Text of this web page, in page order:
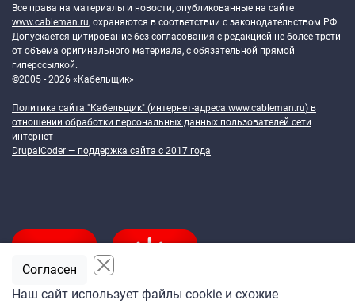
Все права на материалы и новости, опубликованные на сайте
www.cableman.ru, охраняются в соответствии с законодательством РФ.
Допускается цитирование без согласования с редакцией не более трети
от объема оригинального материала, с обязательной прямой
гиперссылкой.
©2005 - 2026 «Кабельщик»
Политика сайта "Кабельщик" (интернет-адреса www.cableman.ru) в
отношении обработки персональных данных пользователей сети
интернет
DrupalCoder — поддержка сайта c 2017 года
Наш сайт использует файлы cookie и схожие
Согласен